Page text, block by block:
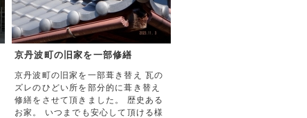
京丹波町の旧家を一部修繕
京丹波町の旧家を一部葺き替え 瓦の
ズレのひどい所を部分的に葺き替え
修繕をさせて頂きました。 歴史ある
お家。 いつまでも安心して頂ける様